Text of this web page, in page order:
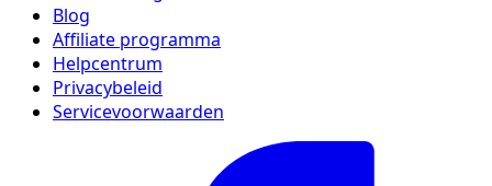
Blog
Affiliate programma
Helpcentrum
Privacybeleid
Servicevoorwaarden